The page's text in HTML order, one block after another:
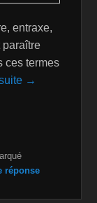
entraxe,
paraître
ces termes
→
réponse